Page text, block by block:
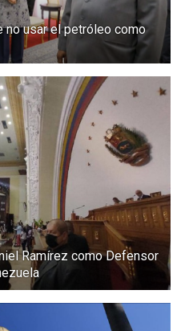
no usar el petróleo como
Ramírez como Defensor